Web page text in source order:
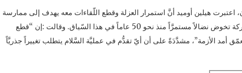
اعتبرت هيلين أوميد أنَّ استمرار العزلة وقطع اللّقاءات معه يهدف إلى ممارسة
ضغوط سياسيَّة ونفسيَّة، مؤكّدة أنَّ الحركة تخوض نضالاً مستمرَّاً منذ نحو 50 عاماً في هذا السّياق. وقالت :إن “قطع
أمد الأزمة”، مشدَّدَةً على أن أيّ تقدُّم في عمليَّة السَّلام يتطلب تغييراً جذريَّاً